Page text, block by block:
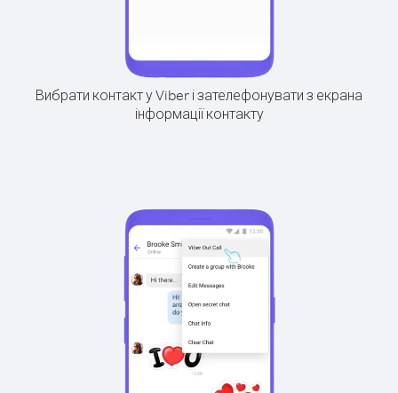
Вибрати контакт у Viber і зателефонувати з екрана
інформації контакту